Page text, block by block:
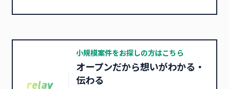
小規模案件をお探しの方はこちら
オープンだから想いがわかる・
伝わる